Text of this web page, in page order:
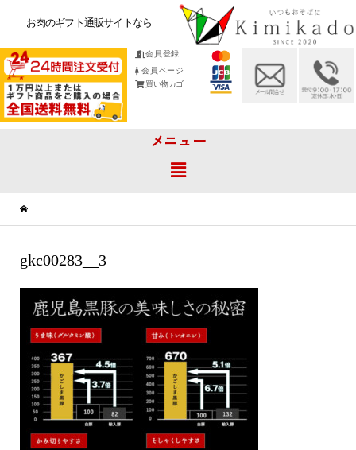
お肉のギフト通販サイトなら
会員登録
会員ページ
買い物カゴ
メニュー
gkc00283__3